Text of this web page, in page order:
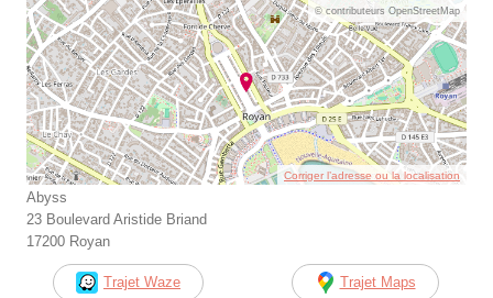
© contributeurs OpenStreetMap
Corriger l’adresse ou la localisation
Abyss
23 Boulevard Aristide Briand
17200 Royan
Trajet Waze Trajet Maps